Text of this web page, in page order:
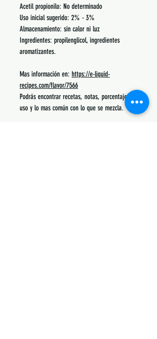
Acetil propionilo: No determinado
Uso inicial sugerido: 2% - 3%
Almacenamiento: sin calor ni luz
Ingredientes: propilenglicol, ingredientes
aromatizantes.
Mas información en: https://e-liquid-
recipes.com/flavor/7566
Podrás encontrar recetas, notas, porcentajes de
uso y lo mas común con lo que se mezcla.